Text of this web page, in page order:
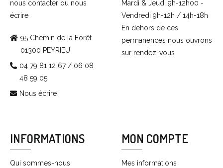
nous contacter ou nous
écrire
95 Chemin de la Forêt
01300 PEYRIEU
04 79 81 12 67 / 06 08
48 59 05
Nous écrire
Mardi & Jeudi 9h-12h00 -
Vendredi 9h-12h / 14h-18h
En dehors de ces
permanences nous ouvrons
sur rendez-vous
INFORMATIONS
Qui sommes-nous
MON COMPTE
Mes informations